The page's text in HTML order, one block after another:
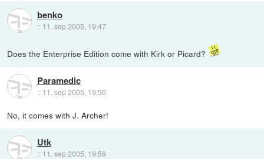
benko
:: 11. sep 2005, 19:47
Does the Enterprise Edition come with Kirk or Picard?
Paramedic
:: 11. sep 2005, 19:50
No, it comes with J. Archer!
Utk
:: 11. sep 2005, 19:59